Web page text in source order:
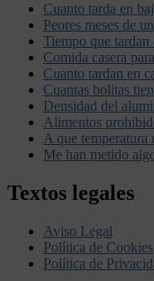
Cuanto tarda en
Peores meses de
Tiempo que tardan
Comida casera
Cuanto tardan en
Cuantas bolitas
Densidad del
Alimentos
A que temperatura
Me han metido
Textos legales
Aviso Legal
Política de Cookies
Política de